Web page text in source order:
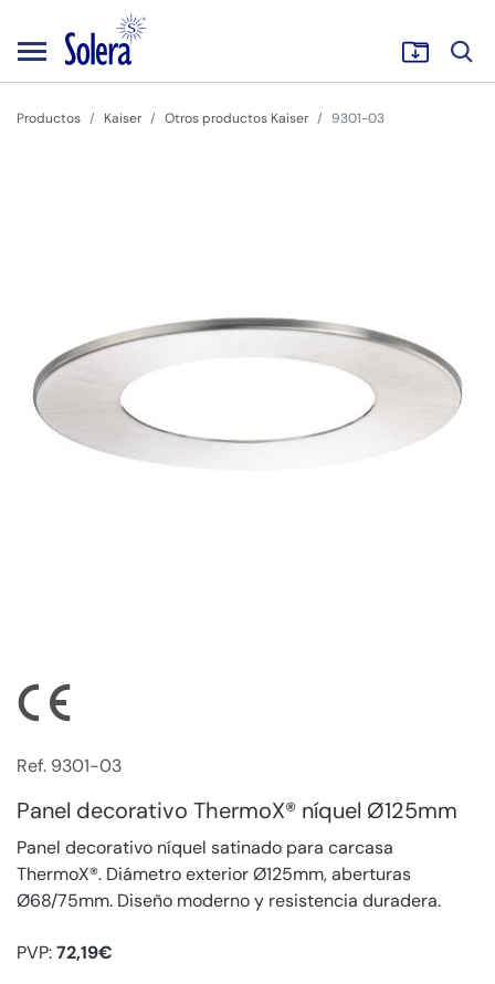
Productos Kaiser Otros productos Kaiser 9301-03
Ref. 9301-03
Panel decorativo ThermoX® níquel Ø125mm
Panel decorativo níquel satinado para carcasa
ThermoX®. Diámetro exterior Ø125mm, aberturas
Ø68/75mm. Diseño moderno y resistencia duradera.
PVP:72,19€